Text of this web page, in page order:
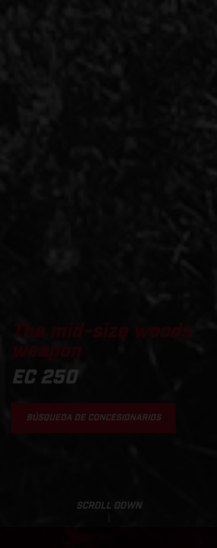
The mid-size woods
weapon
EC 250
BÚSQUEDA DE CONCESIONARIOS
SCROLL DOWN